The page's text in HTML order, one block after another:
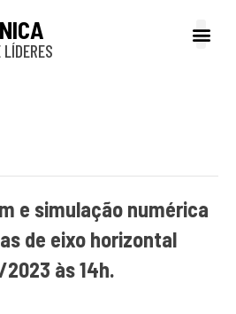
LÍDERES
e simulação numérica
de eixo horizontal
às 14h.